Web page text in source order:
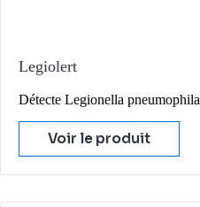
Legiolert
Détecte Legionella pneumophila
Voir le produit